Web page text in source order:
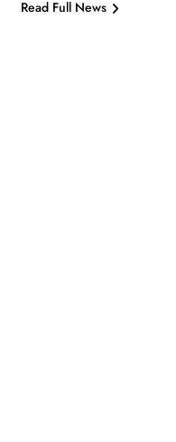
Read Full News